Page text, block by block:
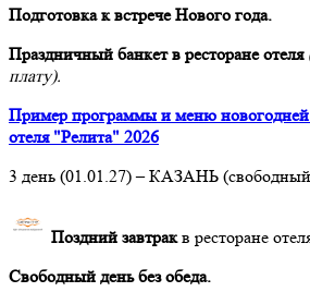
Подготовка к встрече Нового года.
Праздничный банкет в ресторане отеля
плату).
Пример программы и меню новогодней
отеля "Релита" 2026
3 день (01.01.27) – КАЗАНЬ
Поздний завтракв ресторане
Свободный день без обеда.